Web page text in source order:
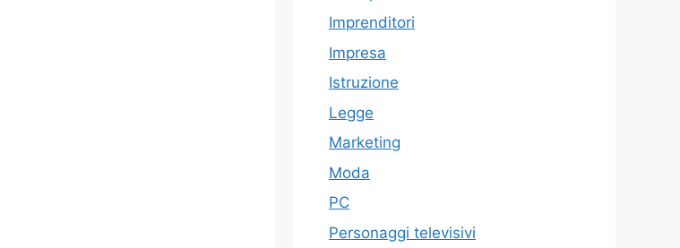
Imprenditori
Impresa
Istruzione
Legge
Marketing
Moda
PC
Personaggi televisivi